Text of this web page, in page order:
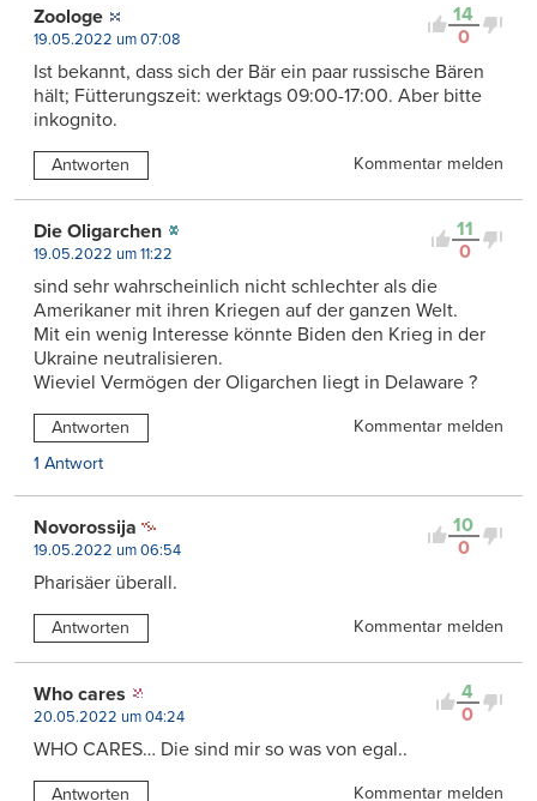
14
0
Zoologe
19.05.2022 um 07:08
Ist bekannt, dass sich der Bär ein paar russische Bären
hält; Fütterungszeit: werktags 09:00-17:00. Aber bitte
inkognito.
Antworten Kommentar melden
11
0
Die Oligarchen
19.05.2022 um 11:22
sind sehr wahrscheinlich nicht schlechter als die
Amerikaner mit ihren Kriegen auf der ganzen Welt.
Mit ein wenig Interesse könnte Biden den Krieg in der
Ukraine neutralisieren.
Wieviel Vermögen der Oligarchen liegt in Delaware ?
Antworten
Kommentar melden
1 Antwort
10
0
Novorossija
19.05.2022 um 06:54
Pharisäer überall.
Antworten Kommentar melden
4
0
Who cares
20.05.2022 um 04:24
WHO CARES… Die sind mir so was von egal..
Antworten Kommentar melden